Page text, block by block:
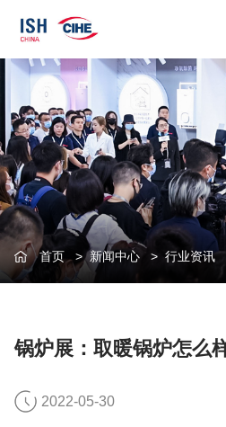
首页>新闻中心> 行业资讯
锅炉展：取暖锅炉怎么
2022-05-30